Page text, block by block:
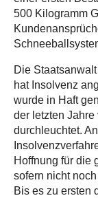
500 Kilogramm
Die
hat Insolvenz
wurde in Haft
der letzten
durchleuchtet.
Hoffnung für die
sofern nicht
Bis es zu ersten